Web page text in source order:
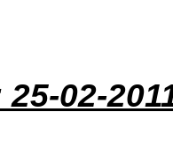
02-